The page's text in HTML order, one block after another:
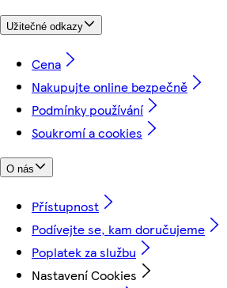
Užitečné odkazy
Cena
Nakupujte online bezpečně
Podmínky používání
Soukromí a cookies
O nás
Přístupnost
Podívejte se, kam doručujeme
Poplatek za službu
Nastavení Cookies